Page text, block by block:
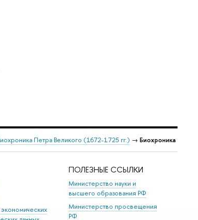
Петра Великого (1672-1725 гг.) → Биохроника
ПОЛЕЗНЫЕ ССЫЛКИ
Министерство науки и
высшего образования РФ
Министерство просвещения
РФ